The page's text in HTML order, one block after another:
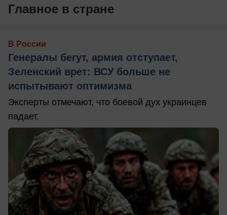
Главное в стране
В России
Генералы бегут, армия отступает,
Зеленский врет: ВСУ больше не
испытывают оптимизма
Эксперты отмечают, что боевой дух украинцев
падает.